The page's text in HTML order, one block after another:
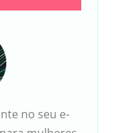
no seu e-